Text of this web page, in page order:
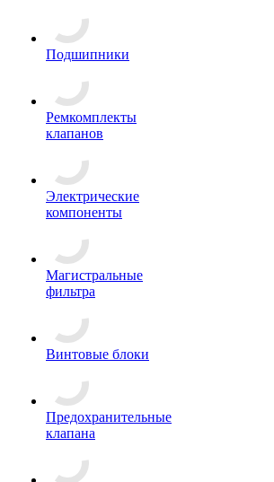
Подшипники
Ремкомплекты
клапанов
Электрические
компоненты
Магистральные
фильтра
Винтовые блоки
Предохранительные
клапана